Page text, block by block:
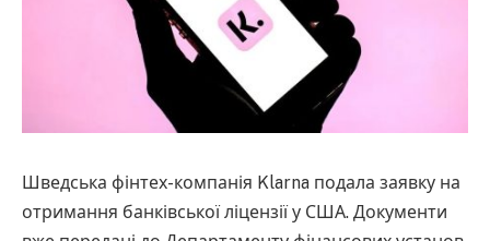
Шведська фінтех-компанія Klarna подала заявку на
отримання банківської ліцензії у США. Документи